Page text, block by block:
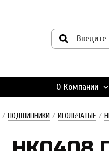
О Компании
/ ПОДШИПНИКИ / ИГОЛЬЧАТЫЕ /